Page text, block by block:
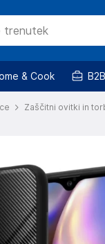
& Cook B2B
Zaščitni ovitki in